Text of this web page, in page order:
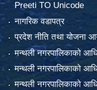
Preeti TO Unicode
नागरिक वडापत्र
प्रदेश नीति तथा योजना
मन्थली नगरपालिकाको
मन्थली नगरपालिकाको
मन्थली नगरपालिकाको